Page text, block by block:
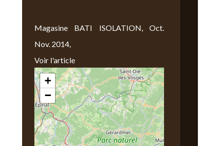
Magasine BATI ISOLATION, Oct.
Nov. 2014,
Voir l'article
Nous Trouver
+
−